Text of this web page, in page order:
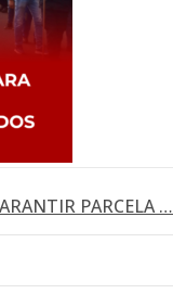
PARCELA …